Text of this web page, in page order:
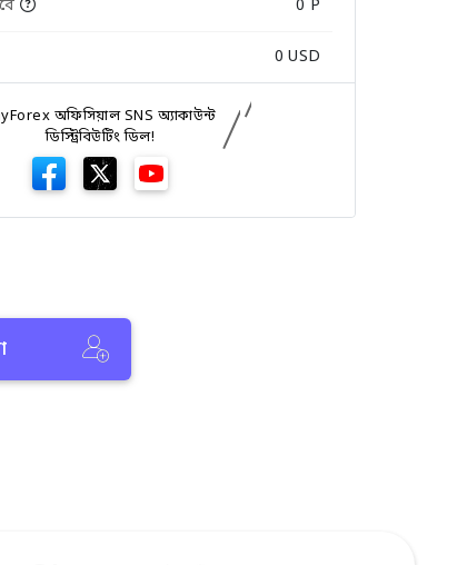
0 P
0 USD
অফিসিয়াল SNS অ্যাকাউন্ট
ডিস্ট্রিবিউটিং ডিল!